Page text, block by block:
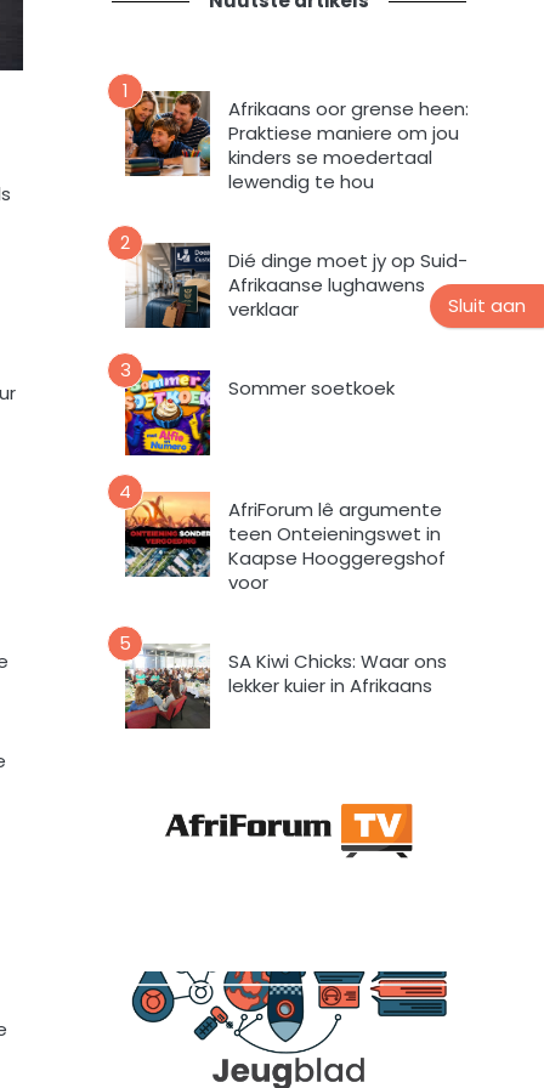
t
n
u
u
s
b
i
e
f
v
o
r
m
i
t
e
v
u
l
s
t
e
m
e
k
d
a
a
t
o
e
i
n
r
1
Afrikaans oor grense heen:
Praktiese maniere om jou
kinders se moedertaal
lewendig te hou
2
Dié dinge moet jy op Suid-
Afrikaanse lughawens
verklaar
3
Sommer soetkoek
4
AfriForum lê argumente
teen Onteieningswet in
Kaapse Hooggeregshof
voor
5
SA Kiwi Chicks: Waar ons
lekker kuier in Afrikaans
Sluit aan